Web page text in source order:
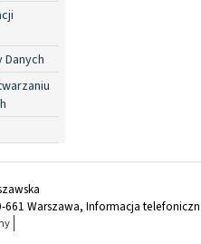
661 Warszawa, Informacja